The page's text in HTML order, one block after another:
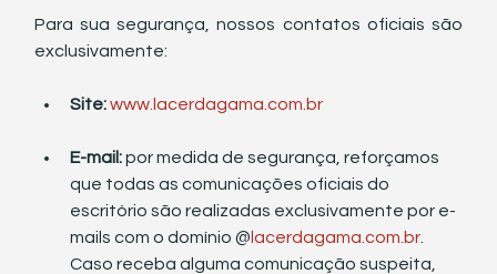
Para sua segurança, nossos contatos oficiais são
exclusivamente:
Site: www.lacerdagama.com.br
E-mail: por medida de segurança, reforçamos
que todas as comunicações oficiais do
escritório são realizadas exclusivamente por e-
mails com o domínio @ lacerdagama.com.br
Caso receba alguma comunicação suspeita,